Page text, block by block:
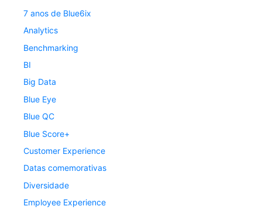
7 anos de Blue6ix
Analytics
Benchmarking
BI
Big Data
Blue Eye
Blue QC
Blue Score+
Customer Experience
Datas comemorativas
Diversidade
Employee Experience